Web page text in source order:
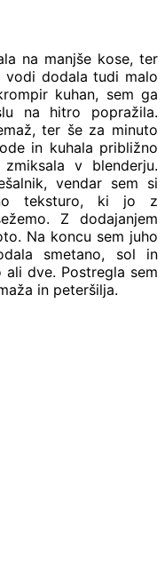
na manjše kose, ter
vodi dodala tudi malo
kuhan, sem ga
na hitro popražila.
ter še za minuto
in kuhala približno
v blenderju.
vendar sem si
teksturo, ki jo z
Z dodajanjem
Na koncu sem juho
smetano, sol in
dve. Postregla sem
in peteršilja.